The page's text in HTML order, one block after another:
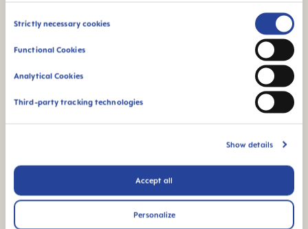
Consent
Strictly necessary cookies
Functional Cookies
Analytical Cookies
Third-party tracking technologies
Show details
Accept all
Personalize